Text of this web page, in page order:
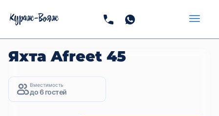
Яхта Afreet 45
Вместимость
до 6 гостей